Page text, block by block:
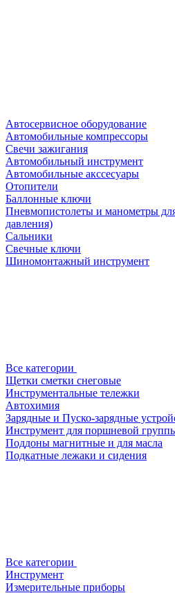
Автосервисное оборудование
Автомобильные компрессоры
Свечи зажигания
Автомобильный инструмент
Автомобильные акссесуары
Отопители
Баллонные ключи
Пневмопистолеты и манометры
давления)
Сальники
Свечные ключи
Шиномонтажный инструмент
Все категории
Щетки сметки снеговые
Инструментальные тележки
Автохимия
Зарядные и Пуско-зарядные
Инструмент для поршневой
Поддоны магнитные и для масла
Подкатные лежаки и сидения
Все категории
Инструмент
Измерительные приборы